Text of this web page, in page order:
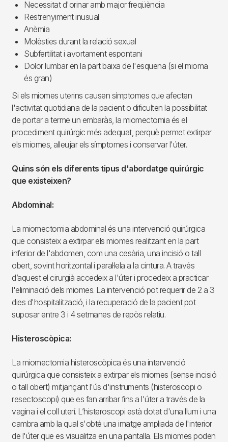
Necessitat d'orinar amb major freqüència
Restrenyiment inusual
Anèmia
Molèsties durant la relació sexual
Subfertilitat i avortament espontani
Dolor lumbar en la part baixa de l'esquena (si el mioma
és gran)
Si els miomes uterins causen símptomes que afecten
l'activitat quotidiana de la pacient o dificulten la possibilitat
de portar a terme un embaràs, la miomectomia és el
procediment quirúrgic més adequat, perquè permet extirpar
els miomes, alleujar els símptomes i conservar l'úter.
Quins són els diferents tipus d'abordatge quirúrgic
que existeixen?
Abdominal:
La miomectomia abdominal és una intervenció quirúrgica
que consisteix a extirpar els miomes realitzant en la part
inferior de l'abdomen, com una cesària, una incisió o tall
obert, sovint horitzontal i paral·lela a la cintura. A través
d’aquest el cirurgià accedeix a l'úter i procedeix a practicar
l'eliminació dels miomes. La intervenció pot requerir de 2 a 3
dies d'hospitalització, i la recuperació de la pacient pot
suposar entre 3 i 4 setmanes de repòs relatiu.
Histeroscòpica:
La miomectomia histeroscòpica és una intervenció
quirúrgica que consisteix a extirpar els miomes (sense incisió
o tall obert) mitjançant l'ús d'instruments (histeroscopi o
resectoscopi) que es fan arribar fins a l'úter a través de la
vagina i el coll uterí. L’histeroscopi està dotat d'una llum i una
cambra amb la qual s'obté una imatge ampliada de l'interior
de l'úter que es visualitza en una pantalla. Els miomes poden